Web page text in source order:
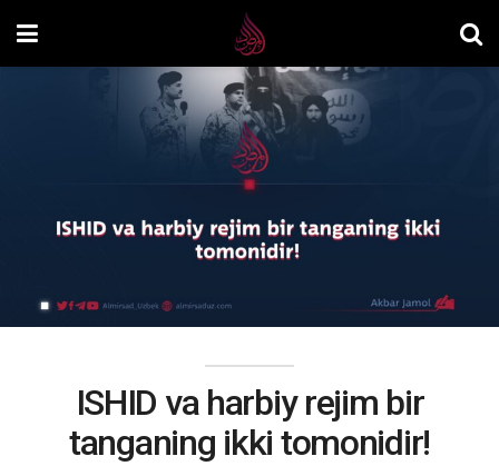
ISHID va harbiy rejim bir
tanganing ikki tomonidir!